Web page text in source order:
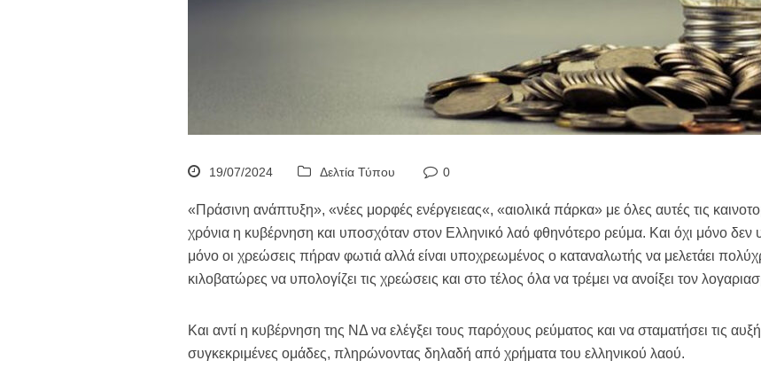
19/07/2024 Δελτία Τύπου 0
«Πράσινη ανάπτυξη», «νέες μορφές ενέργειεας«, «αιολικά πάρκα» με όλες αυτές τις
χρόνια η κυβέρνηση και υποσχόταν στον Ελληνικό λαό φθηνότερο ρεύμα. Και όχι μόνο δεν
μόνο οι χρεώσεις πήραν φωτιά αλλά είναι υποχρεωμένος ο καταναλωτής να μελετάει
κιλοβατώρες να υπολογίζει τις χρεώσεις και στο τέλος όλα να τρέμει να ανοίξει τον
Και αντί η κυβέρνηση της ΝΔ να ελέγξει τους παρόχους ρεύματος και να σταματήσει τις
συγκεκριμένες ομάδες, πληρώνοντας δηλαδή από χρήματα του ελληνικού λαού.